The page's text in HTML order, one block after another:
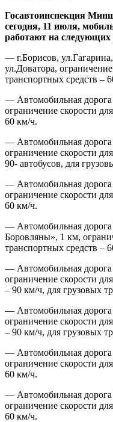
Госавтоинспекция
сегодня, 11 июля,
работают на следующих
— г.Борисов,
ул.Доватора,
транспортных средств –
— Автомобильная
ограничение скорости
60 км/ч.
— Автомобильная
ограничение скорости
90- автобусов, для
— Автомобильная
ограничение скорости
60 км/ч.
— Автомобильная
Боровляны», 1 км,
транспортных средств –
— Автомобильная
ограничение скорости
– 90 км/ч, для грузовых
— Автомобильная
ограничение скорости
– 90 км/ч, для грузовых
— Автомобильная
ограничение скорости
60 км/ч.
— Автомобильная
ограничение скорости
60 км/ч.